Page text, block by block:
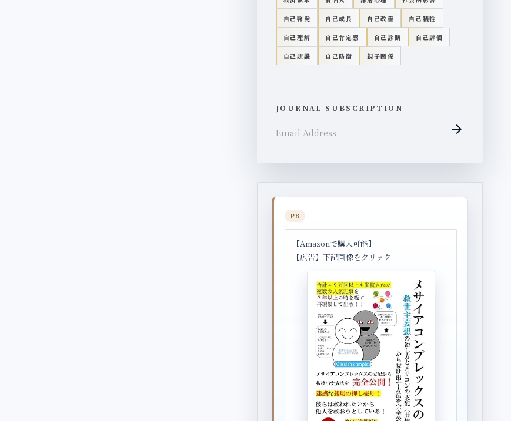
自己啓発 自己成長 自己改善 自己犠牲
自己理解 自己肯定感 自己診断 自己評価
自己認識 自己防衛 親子関係
JOURNAL SUBSCRIPTION
arrow_forward
PR
【Amazonで購入可能】
【広告】下記画像をクリック